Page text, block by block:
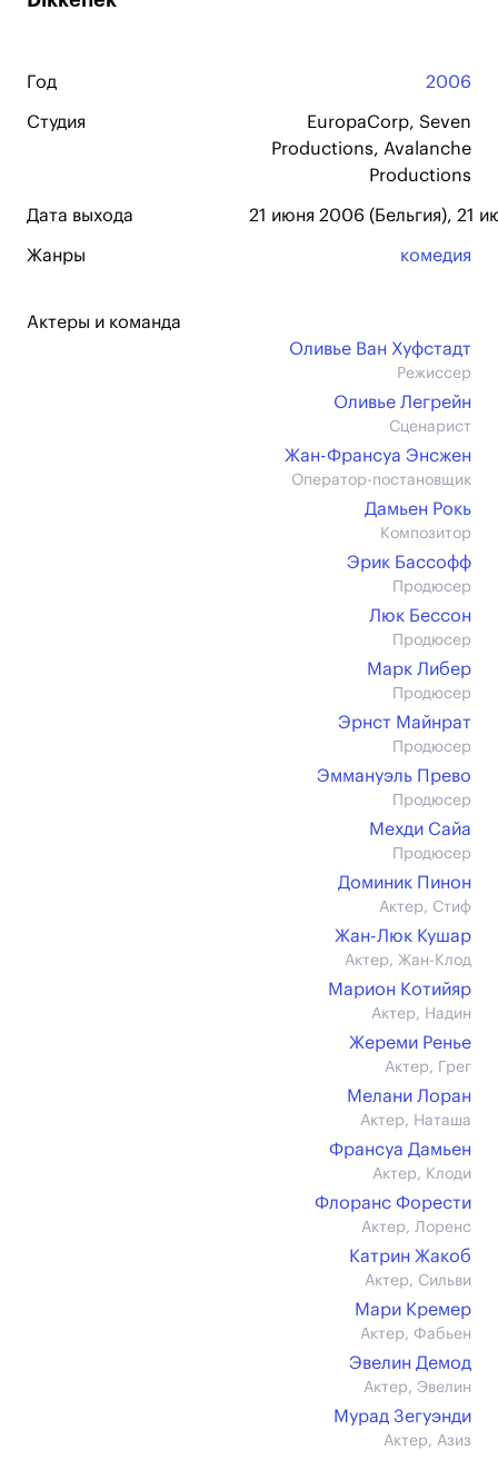
Год 2006
Студия
EuropaCorp, Seven
Productions, Avalanche
Productions
Дата выхода 21 июня 2006 (Бельгия), 21
Жанры комедия
Актеры и команда
Оливье Ван Хуфстадт
Режиссер
Оливье Легрейн
Сценарист
Жан-Франсуа Энсжен
Оператор-постановщик
Дамьен Рокь
Композитор
Эрик Бассофф
Продюсер
Люк Бессон
Продюсер
Марк Либер
Продюсер
Эрнст Майнрат
Продюсер
Эммануэль Прево
Продюсер
Мехди Сайа
Продюсер
Доминик Пинон
Актер, Стиф
Жан-Люк Кушар
Актер, Жан-Клод
Марион Котийяр
Актер, Надин
Жереми Ренье
Актер, Грег
Мелани Лоран
Актер, Наташа
Франсуа Дамьен
Актер, Клоди
Флоранс Форести
Актер, Лоренс
Катрин Жакоб
Актер, Сильви
Мари Кремер
Актер, Фабьен
Эвелин Демод
Актер, Эвелин
Мурад Зегуэнди
Актер, Азиз